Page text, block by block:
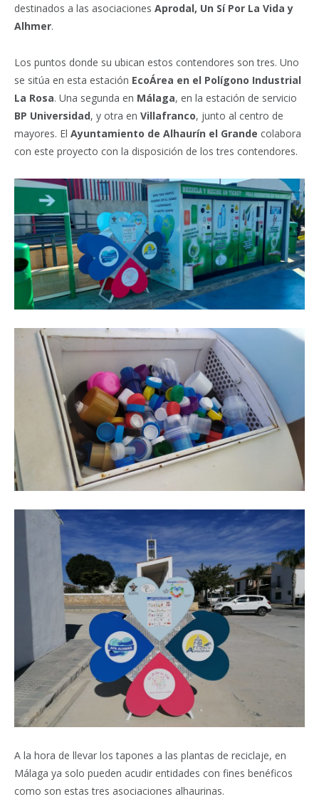
destinados a las asociaciones Aprodal, Un Sí Por La Vida y
Alhmer.
Los puntos donde su ubican estos contendores son tres. Uno
se sitúa en esta estación EcoÁrea en el Polígono Industrial
La Rosa. Una segunda en Málaga, en la estación de servicio
BP Universidad, y otra en Villafranco, junto al centro de
mayores. El Ayuntamiento de Alhaurín el Grande colabora
con este proyecto con la disposición de los tres contendores.
A la hora de llevar los tapones a las plantas de reciclaje, en
Málaga ya solo pueden acudir entidades con fines benéficos
como son estas tres asociaciones alhaurinas.